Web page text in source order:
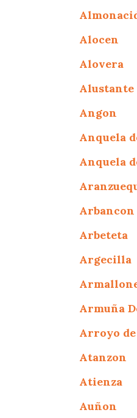
Alocen
Alovera
Alustante
Angon
Anquela
Anquela
Arbancon
Arbeteta
Argecilla
Armuña
Arroyo
Atanzon
Atienza
Auñon